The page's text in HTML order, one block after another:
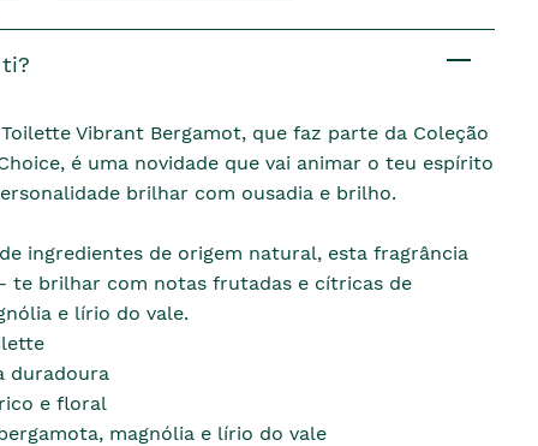
Vibrant Bergamot, que faz parte da Coleção
é uma novidade que vai animar o teu espírito
brilhar com ousadia e brilho.
ingredientes de origem natural, esta fragrância
te brilhar com notas frutadas e cítricas de
e lírio do vale.
duradoura
e floral
magnólia e lírio do vale